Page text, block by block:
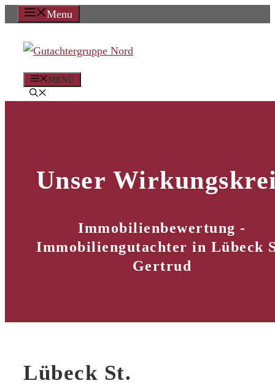
Zum
springen
Menu
MENÜ
Unser
Immobilienbewertung -
Immobiliengutachter in Lübeck
Gertrud
Lübeck St.